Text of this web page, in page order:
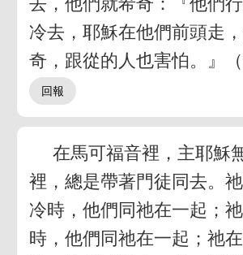
冷去，耶穌在他們前頭走
奇，跟從的人也害怕。』（
在馬可福音裡，主耶穌
裡，總是帶著門徒同去。
冷時，他們同祂在一起；
時，他們同祂在一起；祂